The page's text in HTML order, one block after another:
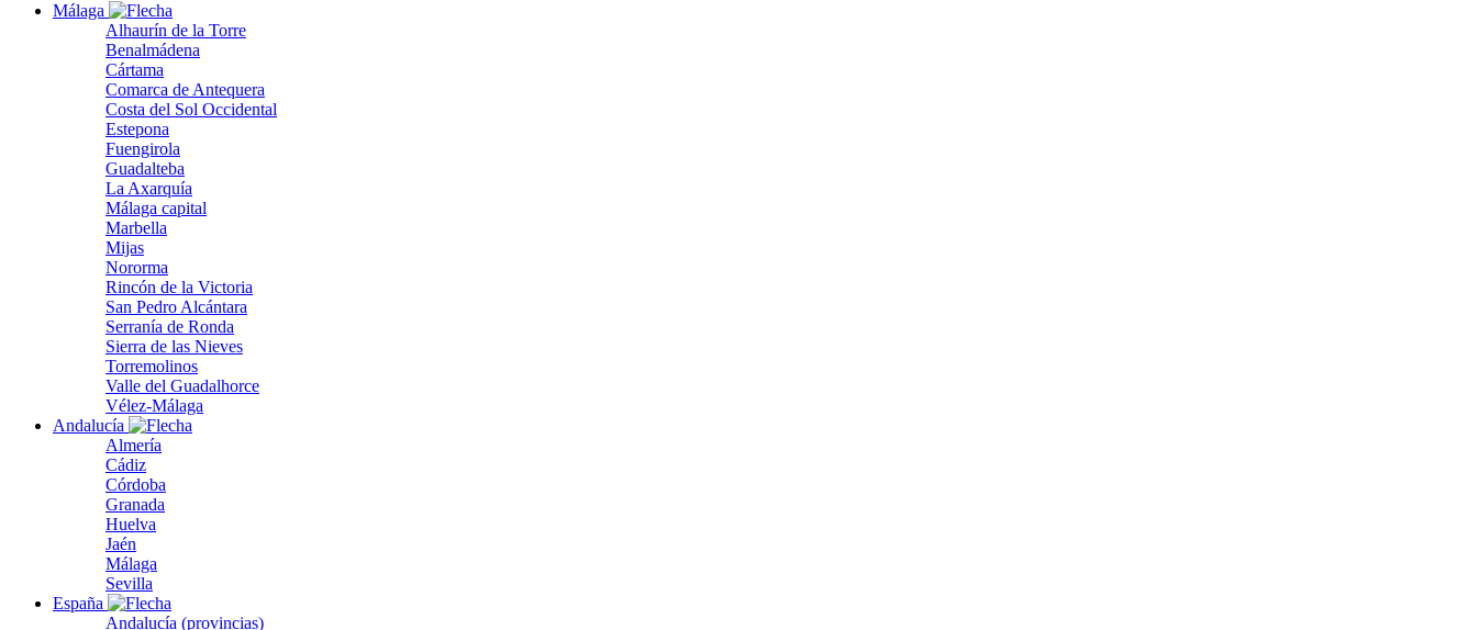
Málaga
Alhaurín de la Torre
Benalmádena
Cártama
Comarca de Antequera
Costa del Sol Occidental
Estepona
Fuengirola
Guadalteba
La Axarquía
Málaga capital
Marbella
Mijas
Nororma
Rincón de la Victoria
San Pedro Alcántara
Serranía de Ronda
Sierra de las Nieves
Torremolinos
Valle del Guadalhorce
Vélez-Málaga
Andalucía
Almería
Cádiz
Córdoba
Granada
Huelva
Jaén
Málaga
Sevilla
España
Andalucía (provincias)